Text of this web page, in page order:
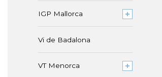
IGP Mallorca
Vi de Badalona
VT Menorca